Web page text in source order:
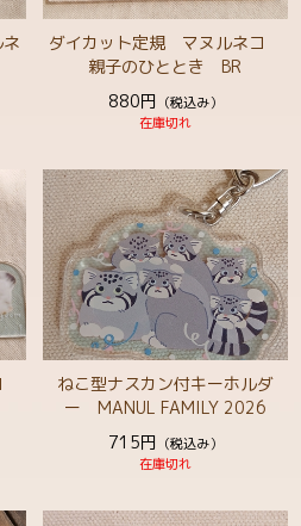
ダイカット定規 マヌルネコ
親子のひととき BR
880円 （税込み）
在庫切れ
ねこ型ナスカン付キーホルダ
ー MANUL FAMILY 2026
715円 （税込み）
在庫切れ